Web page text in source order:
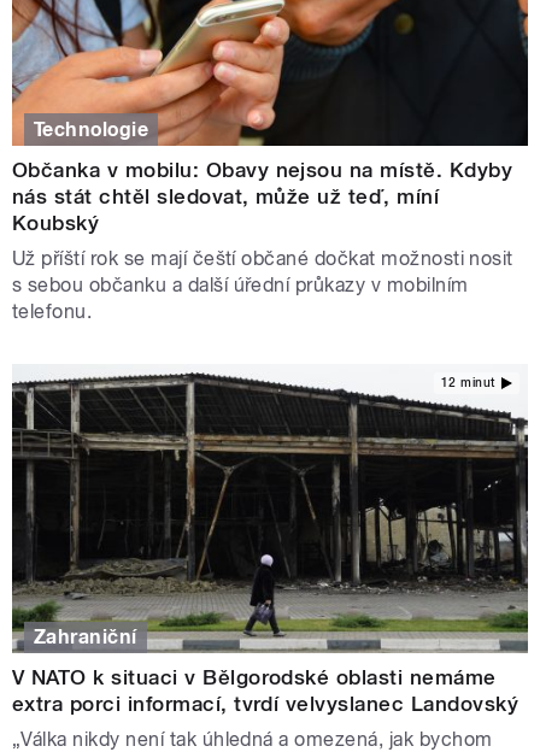
Technologie
Občanka v mobilu: Obavy nejsou na místě. Kdyby
nás stát chtěl sledovat, může už teď, míní
Koubský
Už příští rok se mají čeští občané dočkat možnosti nosit
s sebou občanku a další úřední průkazy v mobilním
telefonu.
12 minut
Zahraniční
V NATO k situaci v Bělgorodské oblasti nemáme
extra porci informací, tvrdí velvyslanec Landovský
„Válka nikdy není tak úhledná a omezená, jak bychom